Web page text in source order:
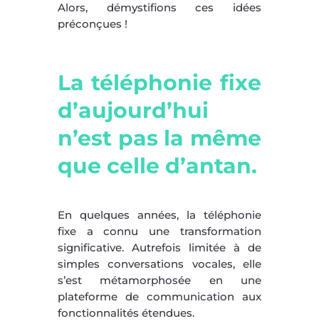
Alors, démystifions ces idées
préconçues !
La téléphonie fixe
d’aujourd’hui
n’est pas la même
que celle d’antan.
En quelques années, la téléphonie
fixe a connu une transformation
significative. Autrefois limitée à de
simples conversations vocales, elle
s’est métamorphosée en une
plateforme de communication aux
fonctionnalités étendues.